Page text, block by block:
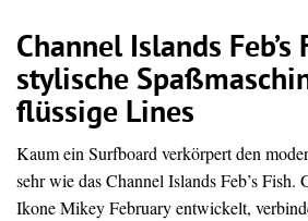
Channel Islands Feb’s
stylische
flüssige Lines
Kaum ein Surfboard verkörpert den
sehr wie das Channel Islands Feb’s Fish.
Ikone Mikey February entwickelt,